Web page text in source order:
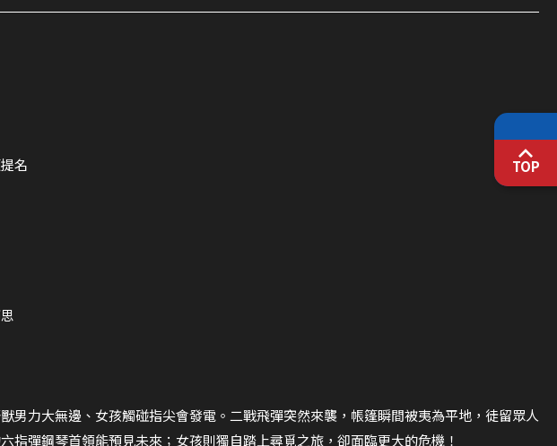
名
男力大無邊、女孩觸碰指尖會發電。二戰飛彈突然來襲，帳篷瞬間被夷為平地，徒留眾人
指彈鋼琴首領能預見未來；女孩則獨自踏上尋覓之旅，卻面臨更大的危機！
TOP